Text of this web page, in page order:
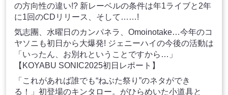
の方向性の違い!? 新レーベルの条件は年1ライブと2年
に1回のCDリリース、そして……!
気志團、水曜日のカンパネラ、Omoinotake…今年のコ
ヤソニも初日から大爆発! ジェニーハイの今後の活動は
「いったん、お別れということですから…」
【KOYABU SONIC2025初日レポート】
「これがあれば誰でも“ねぶた祭り”のネタができ
る！」初登場のキンタロー。がひらめいた小道具と